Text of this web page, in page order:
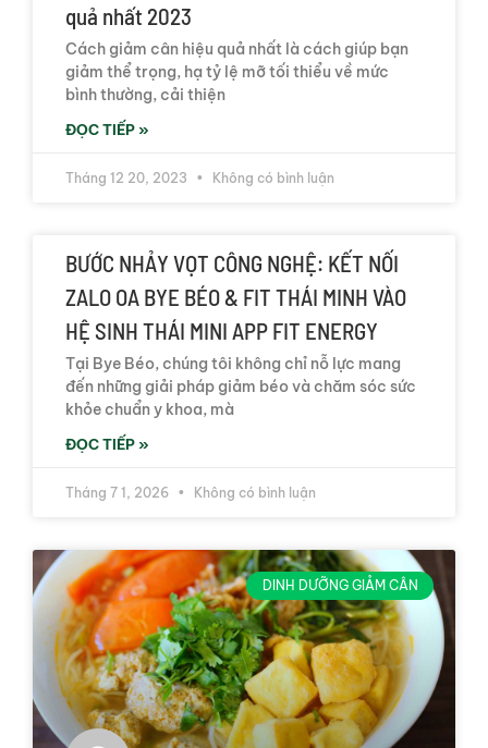
quả nhất 2023
Cách giảm cân hiệu quả nhất là cách giúp bạn
giảm thể trọng, hạ tỷ lệ mỡ tối thiểu về mức
bình thường, cải thiện
ĐỌC TIẾP »
Tháng 12 20, 2023 Không có bình luận
BƯỚC NHẢY VỌT CÔNG NGHỆ: KẾT NỐI
ZALO OA BYE BÉO & FIT THÁI MINH VÀO
HỆ SINH THÁI MINI APP FIT ENERGY
Tại Bye Béo, chúng tôi không chỉ nỗ lực mang
đến những giải pháp giảm béo và chăm sóc sức
khỏe chuẩn y khoa, mà
ĐỌC TIẾP »
Tháng 7 1, 2026 Không có bình luận
DINH DƯỠNG GIẢM CÂN